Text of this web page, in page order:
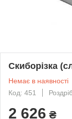
Скиборізка
Немає в наявності
Код: 451
2 626 ₴